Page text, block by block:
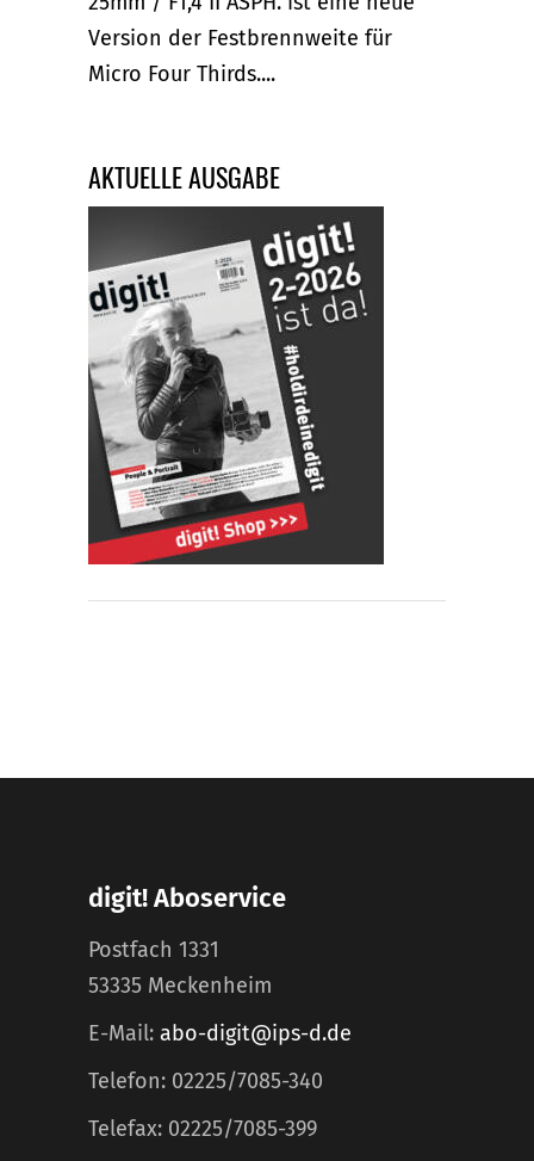
Version der Festbrennweite für
Micro Four Thirds....
AKTUELLE AUSGABE
digit! Aboservice
Postfach 1331
53335 Meckenheim
E-Mail: abo-digit@ips-d.de
Telefon: 02225/7085-340
Telefax: 02225/7085-399